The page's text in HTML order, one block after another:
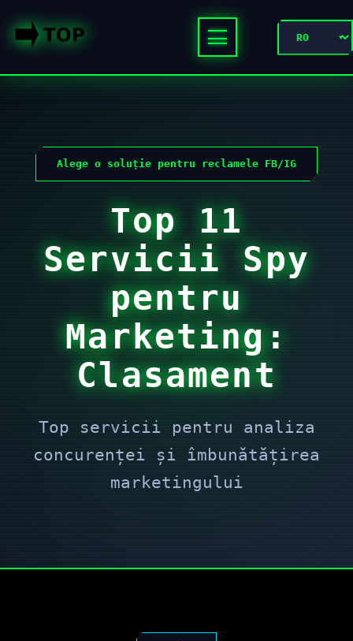
Alege o soluție pentru reclamele FB/IG
Top 11
Servicii Spy
pentru
Marketing:
Clasament
Top servicii pentru analiza
concurenței și îmbunătățirea
marketingului